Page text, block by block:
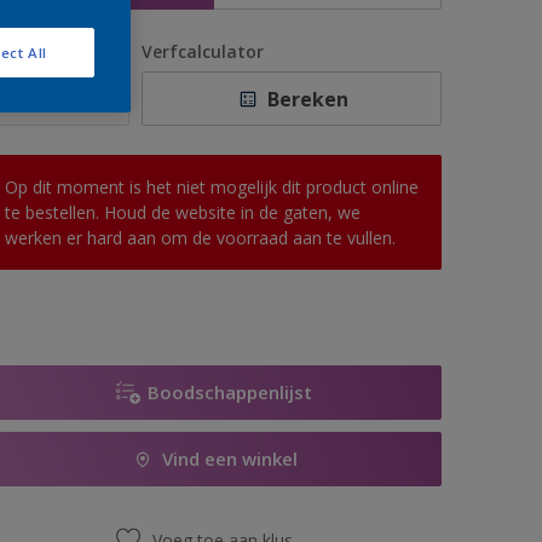
Verfcalculator
Bereken
Op dit moment is het niet mogelijk dit product online
te bestellen. Houd de website in de gaten, we
werken er hard aan om de voorraad aan te vullen.
Boodschappenlijst
Vind een winkel
All